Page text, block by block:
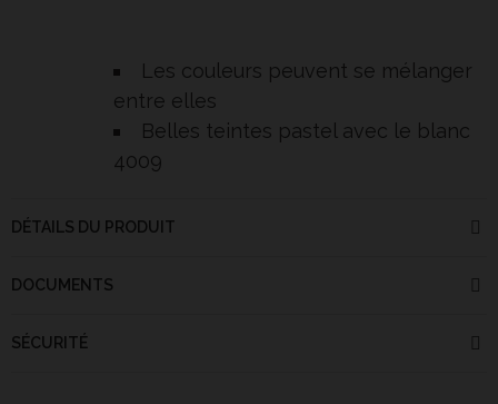
Les couleurs peuvent se mélanger
entre elles
Belles teintes pastel avec le blanc
4009
DÉTAILS DU PRODUIT
DOCUMENTS
SÉCURITÉ